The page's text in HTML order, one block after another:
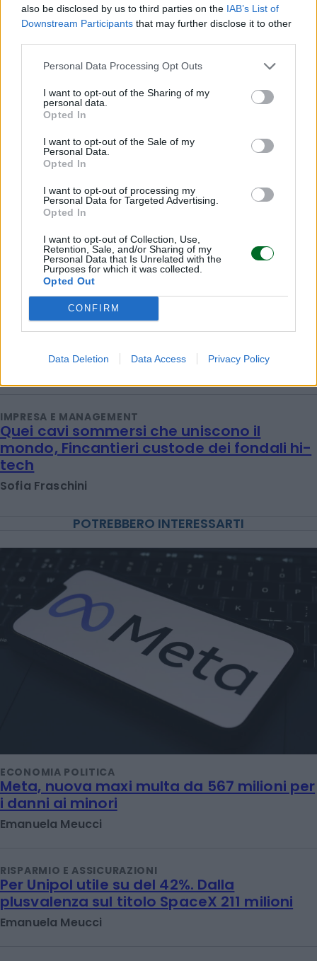
also be disclosed by us to third parties on the IAB’s List of
Downstream Participants that may further disclose it to other
Personal Data Processing Opt Outs
I want to opt-out of the Sharing of my
personal data.
Opted In
I want to opt-out of the Sale of my
Personal Data.
Opted In
I want to opt-out of processing my
Personal Data for Targeted Advertising.
Opted In
I want to opt-out of Collection, Use,
Retention, Sale, and/or Sharing of my
Personal Data that Is Unrelated with the
Purposes for which it was collected.
Opted Out
CONFIRM
Data Deletion Data Access Privacy Policy
IMPRESA E MANAGEMENT
OpenAI lavora al suo smart speaker con
IA: costerà 300 dollari
Emanuela Meucci
IMPRESA E MANAGEMENT
Generali: utile sfonda i 2,5 miliardi. Le
parole di Donnet
IMPRESA E MANAGEMENT
Quei cavi sommersi che uniscono il
mondo, Fincantieri custode dei fondali hi-
tech
Sofia Fraschini
POTREBBERO INTERESSARTI
ECONOMIA POLITICA
Meta, nuova maxi multa da 567 milioni per
i danni ai minori
Emanuela Meucci
RISPARMIO E ASSICURAZIONI
Per Unipol utile su del 42%. Dalla
plusvalenza sul titolo SpaceX 211 milioni
Emanuela Meucci